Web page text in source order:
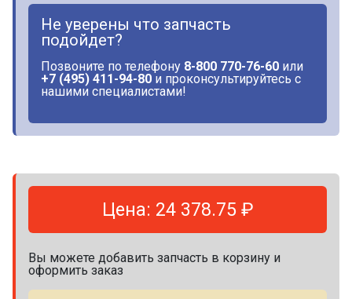
Не уверены что запчасть
подойдет?
Позвоните по телефону 8-800 770-76-60 или
+7 (495) 411-94-80 и проконсультируйтесь с
нашими специалистами!
Цена: 24 378.75 ₽
Вы можете добавить запчасть в корзину и
оформить заказ